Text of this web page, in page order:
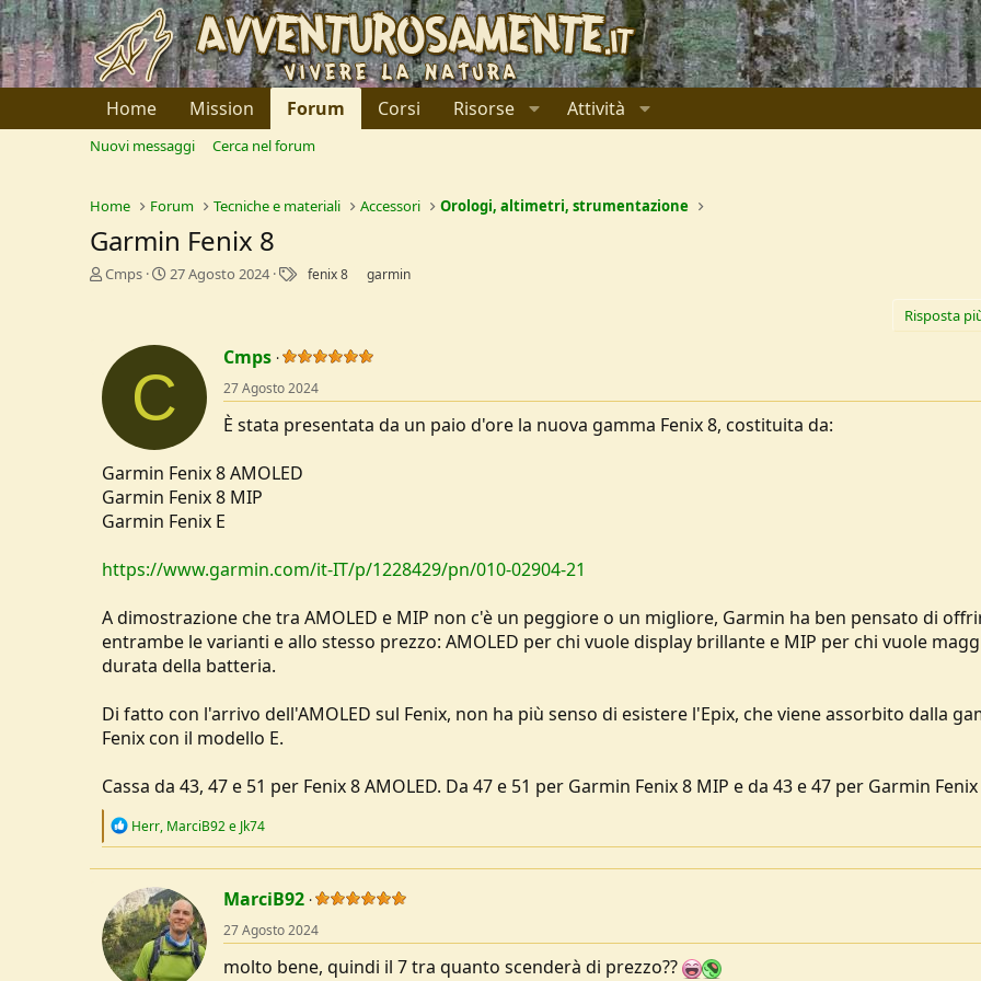
Home Mission Forum Corsi Risorse Attività
Nuovi messaggi Cerca nel forum
Home Forum Tecniche e materiali Accessori Orologi, altimetri, strumentazione
Garmin Fenix 8
C
o
e
D
s
c
u
s
i
n
e
Cmps
D
d
I
n
z
i
o
27 Agosto 2024 fenix 8 garmin
Risposta
C
Cmps
27 Agosto 2024
È stata presentata da un paio d'ore la nuova gamma Fenix 8, costituita da:
Garmin Fenix 8 AMOLED
Garmin Fenix 8 MIP
Garmin Fenix E
https://www.garmin.com/it-IT/p/1228429/pn/010-02904-21
A dimostrazione che tra AMOLED e MIP non c'è un peggiore o un migliore, Garmin ha ben pensato di
entrambe le varianti e allo stesso prezzo: AMOLED per chi vuole display brillante e MIP per chi vuole
durata della batteria.
Di fatto con l'arrivo dell'AMOLED sul Fenix, non ha più senso di esistere l'Epix, che viene assorbito dalla
Fenix con il modello E.
Cassa da 43, 47 e 51 per Fenix 8 AMOLED. Da 47 e 51 per Garmin Fenix 8 MIP e da 43 e 47 per Garmin Fenix
R
t
i
o
n
s
Herr, MarciB92e Jk74
MarciB92
27 Agosto 2024
molto bene, quindi il 7 tra quanto scenderà di prezzo??